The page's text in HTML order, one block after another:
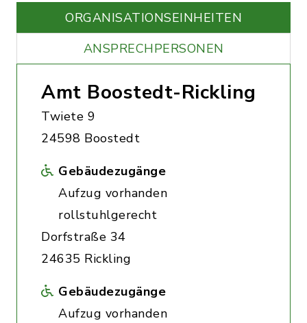
ORGANISATIONS­EINHEITEN
ANSPRECHPERSONEN
Amt Boostedt-Rickling
Twiete 9
24598 Boostedt
Gebäudezugänge
Aufzug vorhanden
rollstuhlgerecht
Dorfstraße 34
24635 Rickling
Gebäudezugänge
Aufzug vorhanden